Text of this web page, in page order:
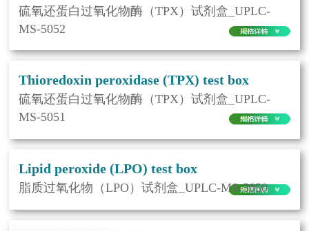
硫氧还蛋白过氧化物酶（TPX）试剂盒_UPLC-
MS-5052
Thioredoxin peroxidase (TPX) test box
硫氧还蛋白过氧化物酶（TPX）试剂盒_UPLC-
MS-5051
Lipid peroxide (LPO) test box
脂质过氧化物（LPO）试剂盒_UPLC-MS-5050